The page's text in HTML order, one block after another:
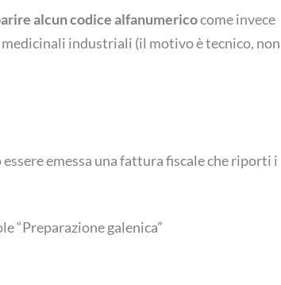
alcun codice alfanumericocome invece
industriali (il motivo è tecnico, non
emessa una fattura fiscale che riporti i
“Preparazione galenica”